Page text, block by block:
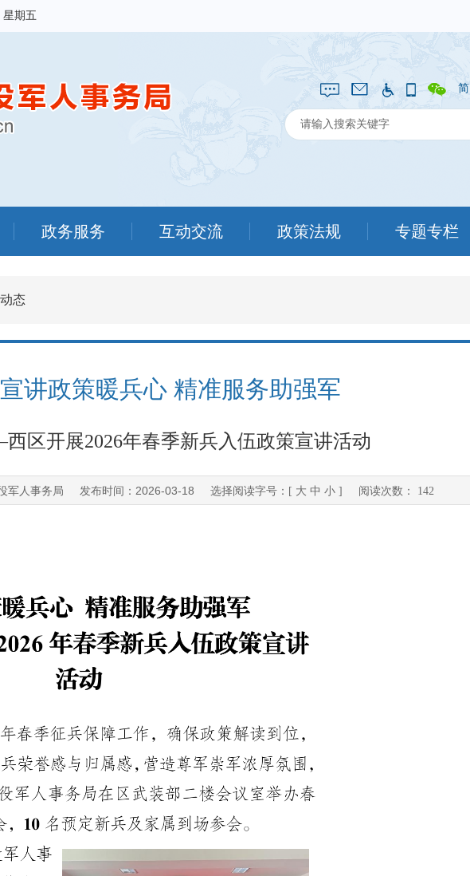
星期五
简
政务服务 互动交流 政策法规 专题专栏
态
宣讲政策暖兵心 精准服务助强军
区开展2026年春季新兵入伍政策宣讲活动
军人事务局 发布时间： 2026-03-18 选择阅读字号：[ 大 中 小] 阅读次数： 142